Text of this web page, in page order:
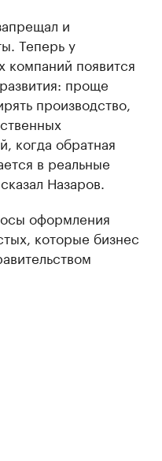
и
Теперь у
компаний появится
проще
производство,
когда обратная
в реальные
Назаров.
оформления
которые бизнес